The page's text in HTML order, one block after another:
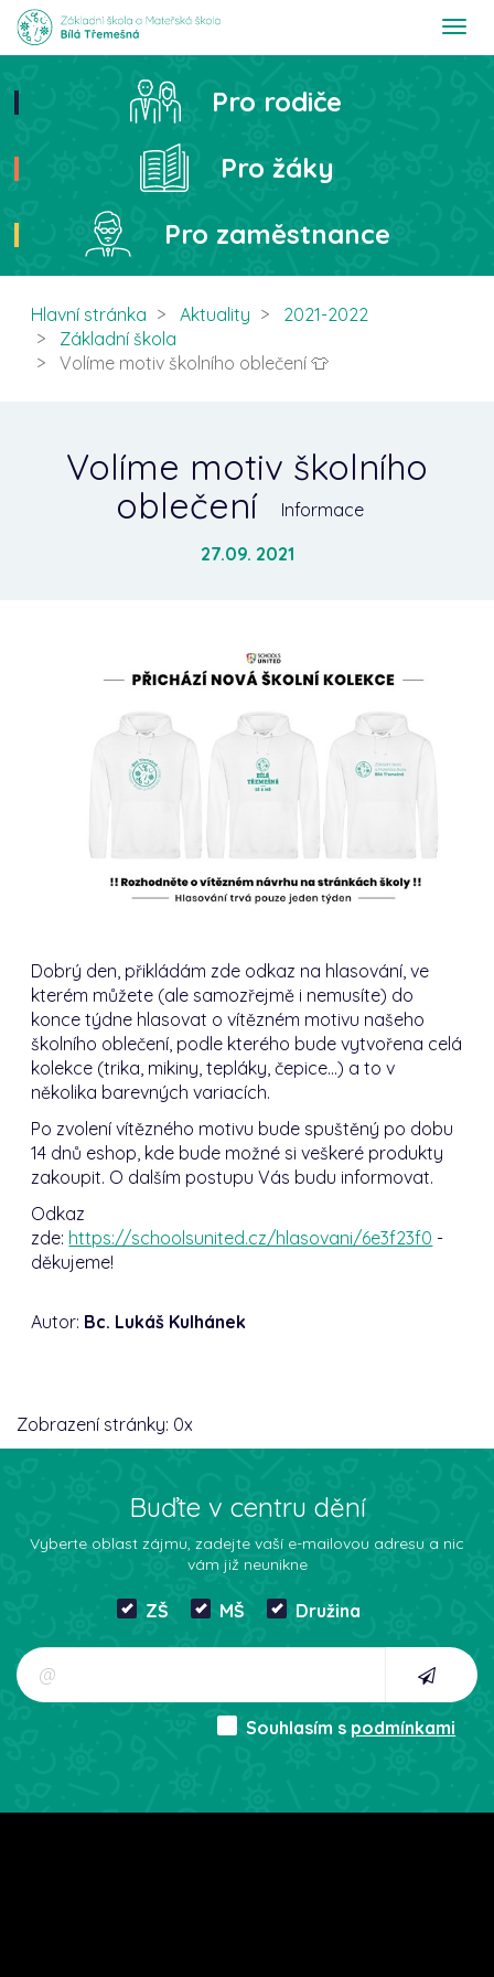
T
t
Hledat
Pro rodiče
Pro žáky
Pro zaměstnance
Hlavní stránka Aktuality
2021-2022
Základní škola
Volíme motiv školního oblečení 👕
Volíme motiv školního
oblečení
Informace
27.09. 2021
Dobrý den, přikládám zde odkaz na hlasování, ve
kterém můžete (ale samozřejmě i nemusíte) do
konce týdne hlasovat o vítězném motivu našeho
školního oblečení, podle kterého bude vytvořena celá
kolekce (trika, mikiny, tepláky, čepice...) a to v
několika barevných variacích.
Po zvolení vítězného motivu bude spuštěný po dobu
14 dnů eshop, kde bude možné si veškeré produkty
zakoupit. O dalším postupu Vás budu informovat.
Odkaz
zde: https://schoolsunited.cz/hlasovani/6e3f23f0 -
děkujeme!
Autor: Bc. Lukáš Kulhánek
Zobrazení stránky: 0x
Buďte v centru dění
Vyberte oblast zájmu, zadejte vaší e-mailovou adresu a nic
vám již neunikne
ZŠ MŠ Družina
Souhlasím s podmínkami